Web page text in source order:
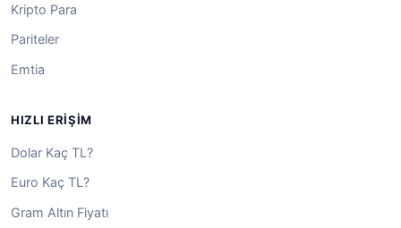
Kripto Para
Pariteler
Emtia
HIZLI ERIŞIM
Dolar Kaç TL?
Euro Kaç TL?
Gram Altın Fiyatı